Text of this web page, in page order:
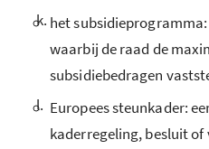
k. het
waarbij de raad de
subsidiebedragen
l. Europees steunkader:
kaderregeling, besluit